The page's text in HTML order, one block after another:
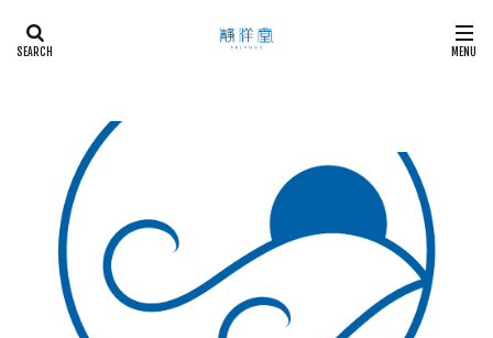
タグ
寿司の魅力
検索